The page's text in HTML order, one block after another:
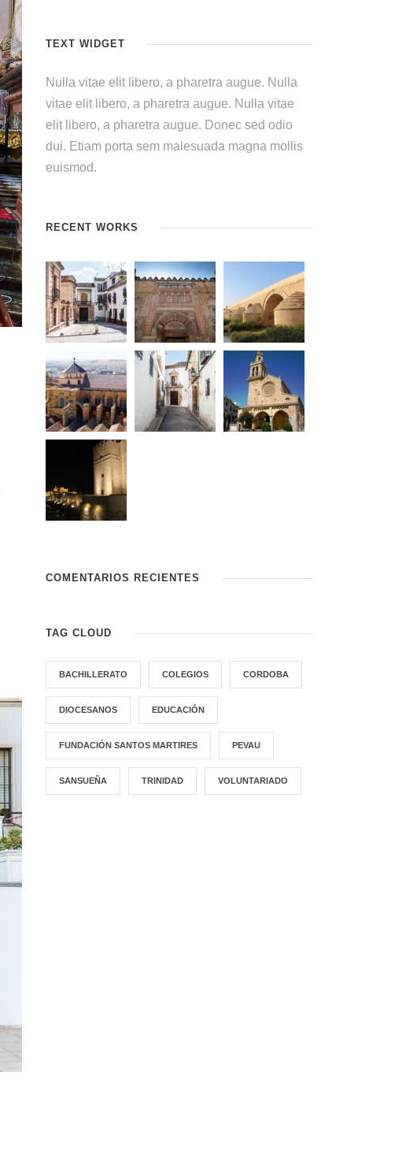
TEXT WIDGET
Nulla vitae elit libero, a pharetra augue. Nulla
vitae elit libero, a pharetra augue. Nulla vitae
elit libero, a pharetra augue. Donec sed odio
dui. Etiam porta sem malesuada magna mollis
euismod.
RECENT WORKS
COMENTARIOS RECIENTES
TAG CLOUD
BACHILLERATO COLEGIOS CORDOBA
DIOCESANOS EDUCACIÓN
FUNDACIÓN SANTOS MARTIRES PEVAU
SANSUEÑA TRINIDAD VOLUNTARIADO